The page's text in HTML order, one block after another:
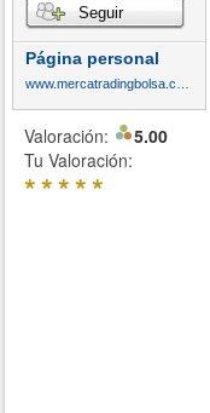
Seguir
Página personal
Valoración:
5.00
Tu Valoración:
*****